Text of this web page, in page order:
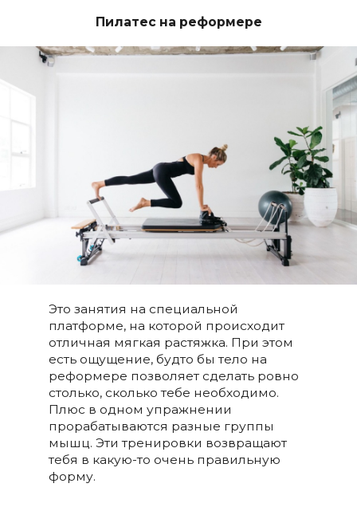
Пилатес на реформере
Это занятия на специальной
платформе, на которой происходит
отличная мягкая растяжка. При этом
есть ощущение, будто бы тело на
реформере позволяет сделать ровно
столько, сколько тебе необходимо.
Плюс в одном упражнении
прорабатываются разные группы
мышц. Эти тренировки возвращают
тебя в какую-то очень правильную
форму.